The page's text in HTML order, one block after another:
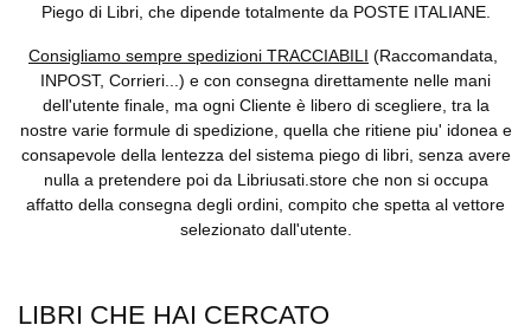
Piego di Libri, che dipende totalmente da POSTE ITALIANE.
Consigliamo sempre spedizioni TRACCIABILI (Raccomandata,
INPOST, Corrieri...) e con consegna direttamente nelle mani
dell'utente finale, ma ogni Cliente è libero di scegliere, tra la
nostre varie formule di spedizione, quella che ritiene piu' idonea e
consapevole della lentezza del sistema piego di libri, senza avere
nulla a pretendere poi da Libriusati.store che non si occupa
affatto della consegna degli ordini, compito che spetta al vettore
selezionato dall'utente.
LIBRI CHE HAI CERCATO